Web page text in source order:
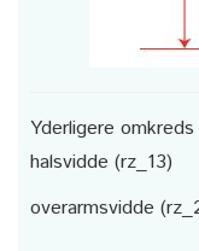
Yderligere
halsvidde (rz_13)
overarmsvidde